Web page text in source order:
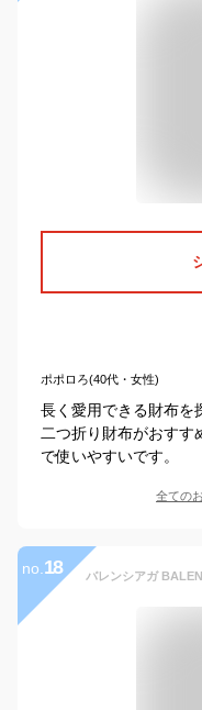
ポポロろ(40代・女性)
長く愛用できる財布を
二つ折り財布がおすす
で使いやすいです。
全ての
no. 18